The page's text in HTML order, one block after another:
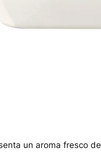
un aroma fresco de